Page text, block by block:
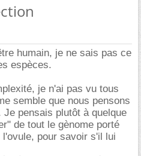
humain, je ne sais pas ce
espèces.
je n'ai pas vu tous
semble que nous pensons
pensais plutôt à quelque
de tout le gènome porté
pour savoir s'il lui